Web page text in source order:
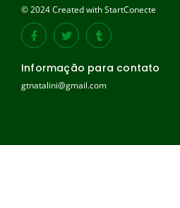
© 2024 Created with StartConecte
Informação para contato
gtnatalini@gmail.com